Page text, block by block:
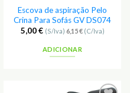
Escova de aspiração Pelo
Crina Para Sofás GV DS074
5,00€ (S/Iva) 6,15€(C/Iva)
ADICIONAR